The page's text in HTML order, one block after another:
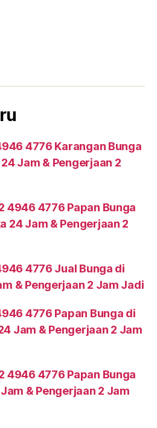
4776 Karangan Bunga
Jam & Pengerjaan 2
4946 4776 Papan Bunga
24 Jam & Pengerjaan 2
4776 Jual Bunga di
& Pengerjaan 2 Jam Jadi
4776 Papan Bunga di
Jam & Pengerjaan 2 Jam
4946 4776 Papan Bunga
& Pengerjaan 2 Jam